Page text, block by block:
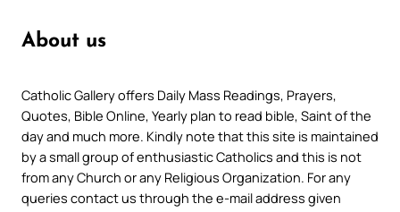
About us
Catholic Gallery offers Daily Mass Readings, Prayers,
Quotes, Bible Online, Yearly plan to read bible, Saint of the
day and much more. Kindly note that this site is maintained
by a small group of enthusiastic Catholics and this is not
from any Church or any Religious Organization. For any
queries contact us through the e-mail address given